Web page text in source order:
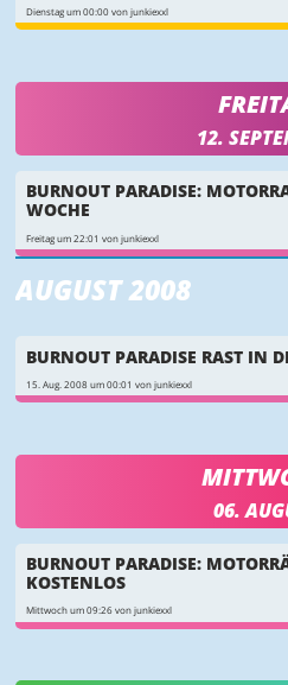
Dienstag um 00:00 von junkiexxl
12.
BURNOUT PARADISE:
WOCHE
Freitag um 22:01 von junkiexxl
AUGUST 2008
BURNOUT PARADISE RAST IN
15. Aug. 2008 um 00:01 von junkiexxl
06.
BURNOUT PARADISE:
KOSTENLOS
Mittwoch um 09:26 von junkiexxl